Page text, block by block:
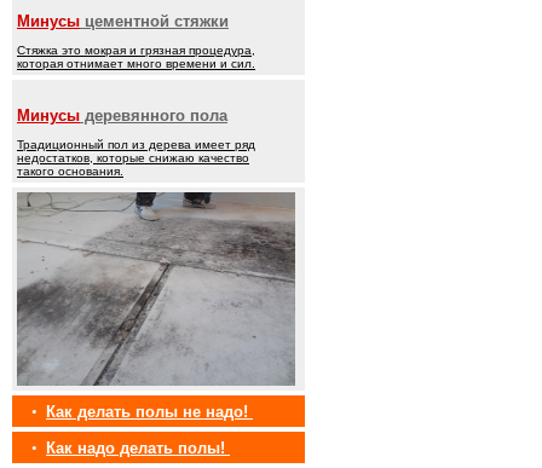
Минусы цементной стяжки
Стяжка это мокрая и грязная процедура,
которая отнимает много времени и сил.
Минусы деревянного пола
Традиционный пол из дерева имеет ряд
недостатков, которые снижаю качество
такого основания.
•
Как делать полы не надо!
•
Как надо делать полы!